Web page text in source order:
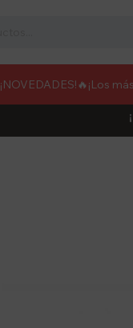
¡NOVEDADES! 🔥¡Los